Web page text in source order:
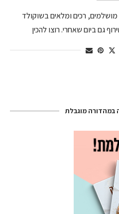
רכים ומלאים בשוקולד
גם ביום שאחרי. רוצו להכין
מוגבלת